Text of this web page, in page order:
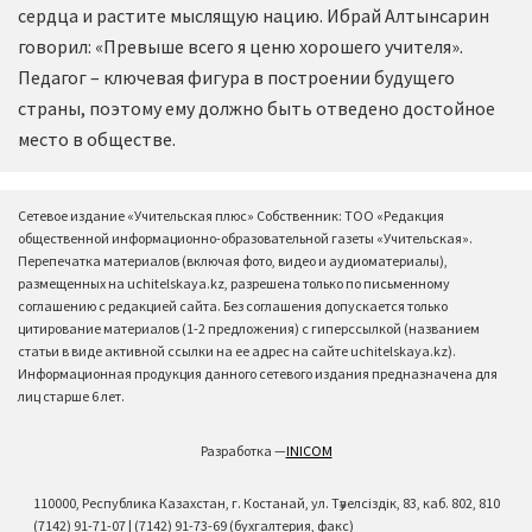
сердца и растите мыслящую нацию. Ибрай Алтынсарин
говорил: «Превыше всего я ценю хорошего учителя».
Педагог – ключевая фигура в построении будущего
страны, поэтому ему должно быть отведено достойное
место в обществе.
Сетевое издание «Учительская плюс» Собственник: ТОО «Редакция
общественной информационно-образовательной газеты «Учительская».
Перепечатка материалов (включая фото, видео и аудиоматериалы),
размещенных на uchitelskaya.kz, разрешена только по письменному
соглашению с редакцией сайта. Без соглашения допускается только
цитирование материалов (1-2 предложения) с гиперссылкой (названием
статьи в виде активной ссылки на ее адрес на сайте uchitelskaya.kz).
Информационная продукция данного сетевого издания предназначена для
лиц старше 6 лет.
Разработка —INICOM
110000, Республика Казахстан, г. Костанай, ул. Тәуелсіздік, 83, каб. 802, 810
(7142) 91-71-07 | (7142) 91-73-69 (бухгалтерия, факс)